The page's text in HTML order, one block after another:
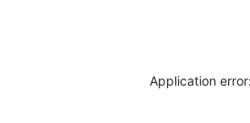
Application